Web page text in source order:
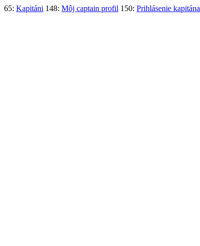
65: Kapitáni 148: Môj captain profil 150: Prihlásenie kapitána